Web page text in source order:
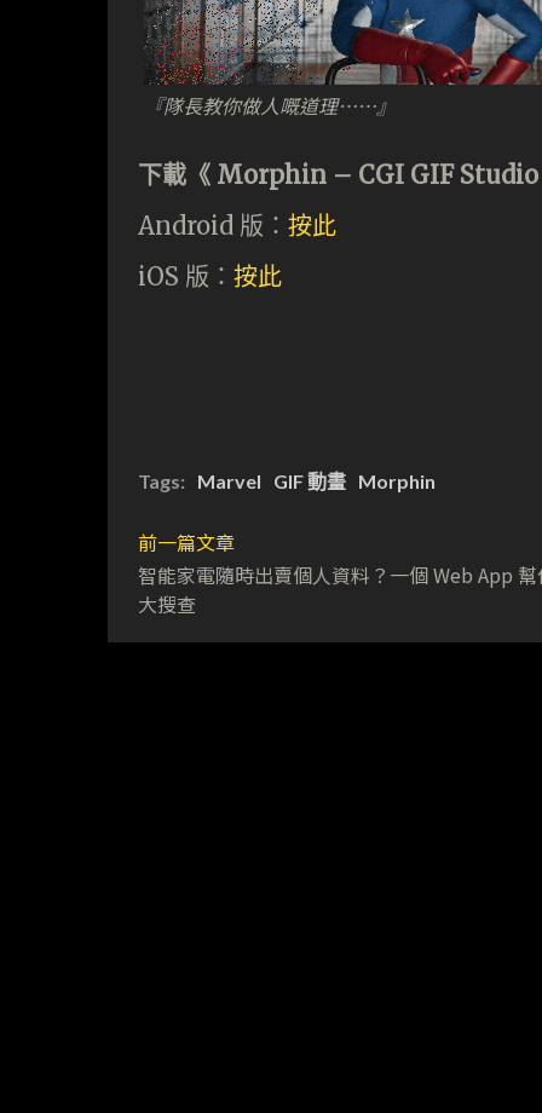
『隊長教你做人嘅道理⋯⋯』
下載《 Morphin – CGI GIF Studio
Android 版： 按此
iOS 版： 按此
Tags: Marvel GIF 動畫 Morphin
前一篇文章
智能家電隨時出賣個人資料？一個 Web App
大搜查